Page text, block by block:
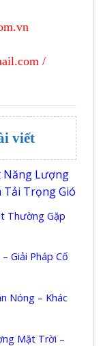
/
viết
Năng Lượng
Tải Trọng Gió
Thường Gặp
Giải Pháp Cố
Nóng – Khác
Mặt Trời –